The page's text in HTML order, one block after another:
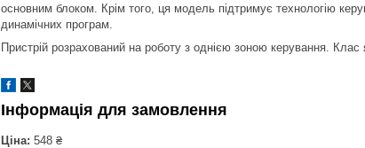
основним блоком. Крім того, ця модель підтримує технологію
динамічних програм.
Пристрій розрахований на роботу з однією зоною керування.
Інформація для замовлення
Ціна: 548 ₴